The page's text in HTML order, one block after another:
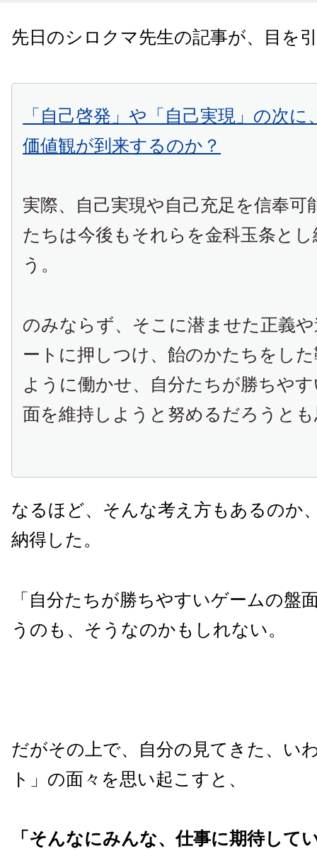
先日のシロクマ先生の記事が、目を
「自己啓発」や「自己実現」の次
価値観が到来するのか？
実際、自己実現や自己充足を信奉可
たちは今後もそれらを金科玉条と
う。
のみならず、そこに潜ませた正義
ートに押しつけ、飴のかたちをし
ように働かせ、自分たちが勝ちや
面を維持しようと努めるだろうと
なるほど、そんな考え方もあるのか
納得した。
「自分たちが勝ちやすいゲームの盤
うのも、そうなのかもしれない。
だがその上で、自分の見てきた、い
ト」の面々を思い起こすと、
「そんなにみんな、仕事に期待して